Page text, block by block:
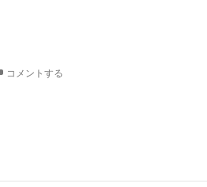
コメントする